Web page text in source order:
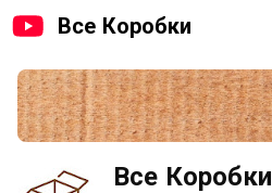
Все Коробки
Все Коробки